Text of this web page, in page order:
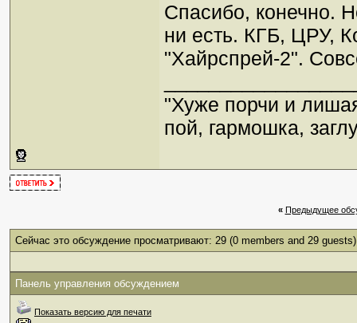
Спасибо, конечно.
ни есть. КГБ, ЦРУ,
"Хайрспрей-2".
"Хуже порчи и
пой, гармошка,
« Предыдущее
Сейчас это обсуждение просматривают: 29 (0 members and 29 guests)
Панель управления обсуждением
Показать версию для печати